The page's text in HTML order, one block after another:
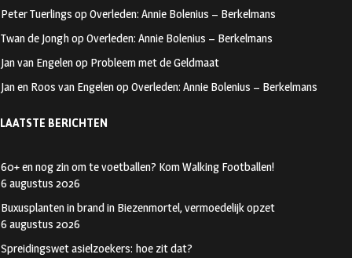
Peter Tuerlings op Overleden: Annie Bolenius – Berkelmans
Twan de Jonghop Overleden: Annie Bolenius – Berkelmans
Jan van Engelenop Probleem met de Geldmaat
Jan en Roos van Engelenop Overleden: Annie Bolenius – Berkelmans
LAATSTE BERICHTEN
60+ en nog zin om te voetballen? Kom Walking Footballen!
6 augustus 2026
Buxusplanten in brand in Biezenmortel, vermoedelijk opzet
6 augustus 2026
Spreidingswet asielzoekers: hoe zit dat?